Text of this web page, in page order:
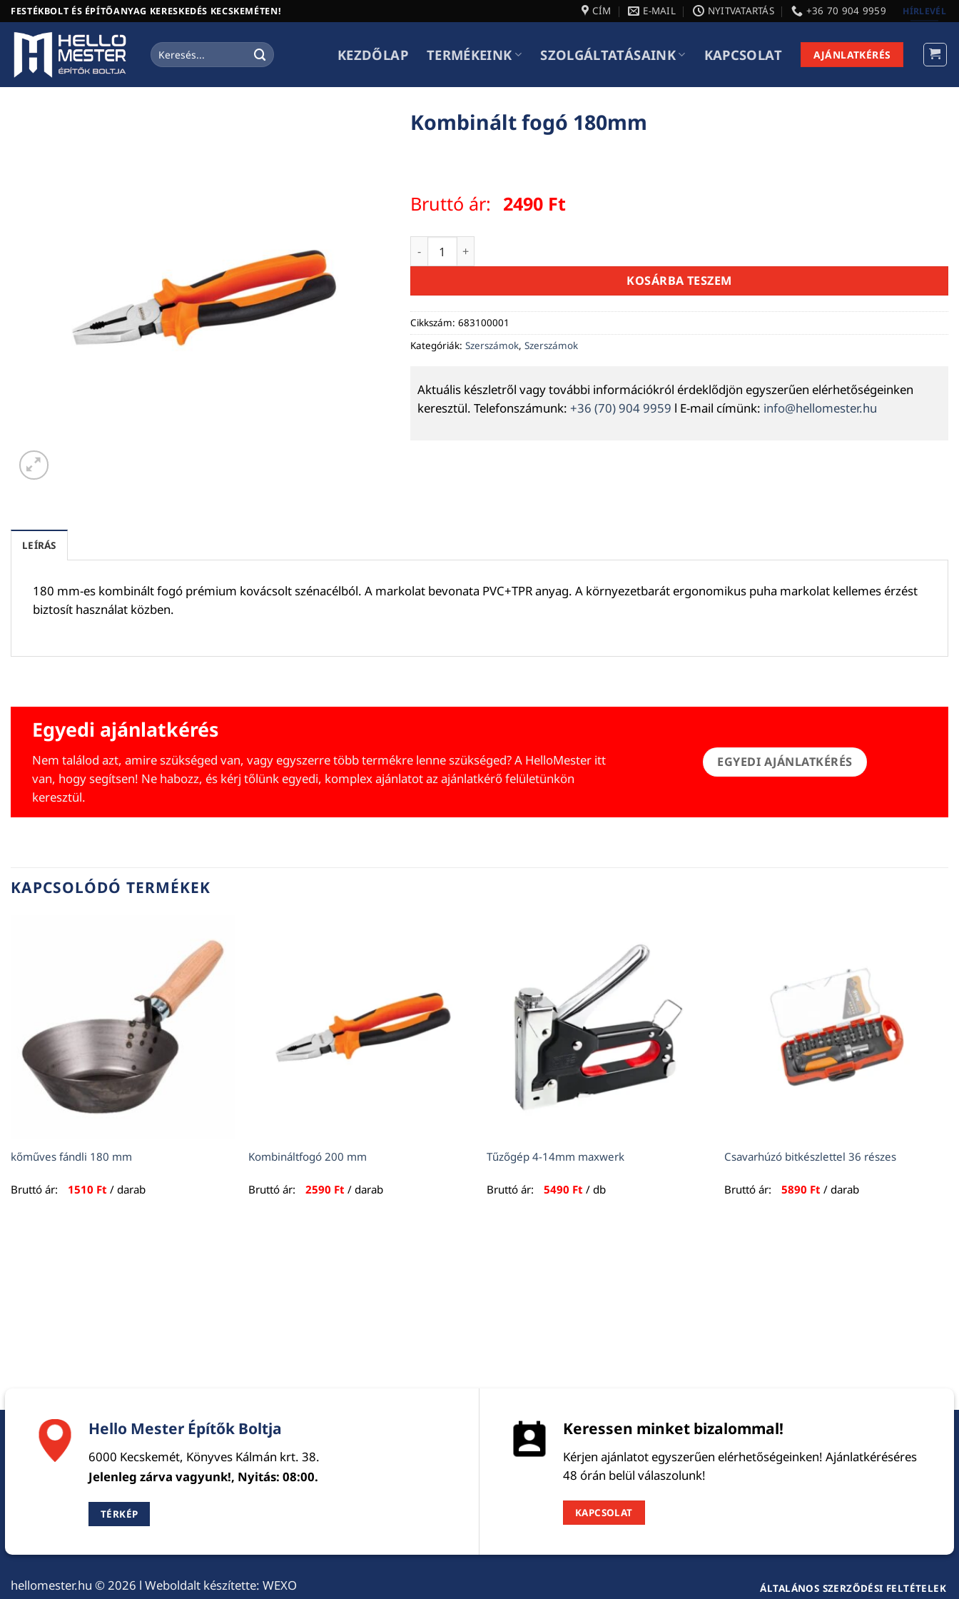
Skip
to
content
FESTÉKBOLT ÉS ÉPÍTŐANYAG KERESKEDÉS KECSKEMÉTEN! CÍM E-MAIL NYITVATARTÁS +36 70 904 9959 HÍRLEVÉL
Keresés
a
KEZDŐLAP TERMÉKEINK SZOLGÁLTATÁSAINK KAPCSOLAT AJÁNLATKÉRÉS
Kombinált fogó 180mm
Bruttó ár: 2490 Ft
Kombinált fogó 180mm mennyiség
KOSÁRBA TESZEM
Cikkszám: 683100001
Kategóriák: Szerszámok, Szerszámok
Aktuális készletről vagy további információkról érdeklődjön egyszerűen elérhetőségeinken
keresztül. Telefonszámunk: +36 (70) 904 9959 l E-mail címünk: info@hellomester.hu
LEÍRÁS
180 mm-es kombinált fogó prémium kovácsolt szénacélból. A markolat bevonata PVC+TPR anyag. A környezetbarát ergonomikus puha markolat kellemes érzést
biztosít használat közben.
Egyedi ajánlatkérés
Nem találod azt, amire szükséged van, vagy egyszerre több termékre lenne szükséged? A HelloMester itt
van, hogy segítsen! Ne habozz, és kérj tőlünk egyedi, komplex ajánlatot az ajánlatkérő felületünkön
keresztül.
EGYEDI AJÁNLATKÉRÉS
KAPCSOLÓDÓ TERMÉKEK
kőműves fándli 180 mm
Bruttó ár: 1510 Ft / darab
Kombináltfogó 200 mm
Bruttó ár: 2590 Ft / darab
Tűzőgép 4-14mm maxwerk
Bruttó ár: 5490 Ft / db
Csavarhúzó bitkészlettel 36 részes
Bruttó ár: 5890 Ft / darab
Hello Mester Építők Boltja
6000 Kecskemét, Könyves Kálmán krt. 38.
Jelenleg zárva vagyunk!, Nyitás: 08:00.
TÉRKÉP
Keressen minket bizalommal!
Kérjen ajánlatot egyszerűen elérhetőségeinken! Ajánlatkéréséres
48 órán belül válaszolunk!
KAPCSOLAT
hellomester.hu © 2026 l Weboldalt készítette: WEXO ÁLTALÁNOS SZERZŐDÉSI FELTÉTELEK